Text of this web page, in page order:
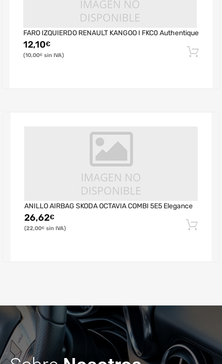
FARO IZQUIERDO RENAULT KANGOO I FKC0 Authentique
12,10€
10,00€
ANILLO AIRBAG SKODA OCTAVIA COMBI 5E5 Elegance
26,62€
22,00€